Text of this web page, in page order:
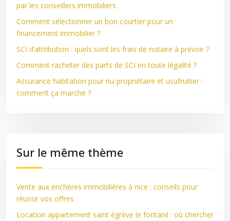
par les conseillers immobiliers
Comment sélectionner un bon courtier pour un
financement immobilier ?
SCI d’attribution : quels sont les frais de notaire à prévoir ?
Comment racheter des parts de SCI en toute légalité ?
Assurance habitation pour nu-propriétaire et usufruitier :
comment ça marche ?
Sur le même thème
Vente aux enchères immobilières à nice : conseils pour
réussir vos offres
Location appartement saint égrève le fontanil : où chercher